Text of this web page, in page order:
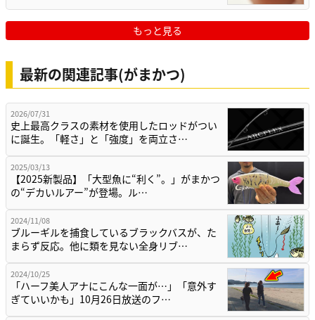
もっと見る
最新の関連記事(がまかつ)
2026/07/31
史上最高クラスの素材を使用したロッドがつい
に誕生。「軽さ」と「強度」を両立さ…
2025/03/13
【2025新製品】「大型魚に“利く”。」がまかつ
の“デカいルアー”が登場。ル…
2024/11/08
ブルーギルを捕食しているブラックバスが、た
まらず反応。他に類を見ない全身リブ…
2024/10/25
「ハーフ美人アナにこんな一面が…」「意外す
ぎていいかも」10月26日放送のフ…